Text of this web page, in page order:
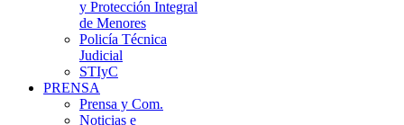
y Protección Integral
de Menores
Policía Técnica
Judicial
STIyC
PRENSA
Prensa y Com.
Noticias e